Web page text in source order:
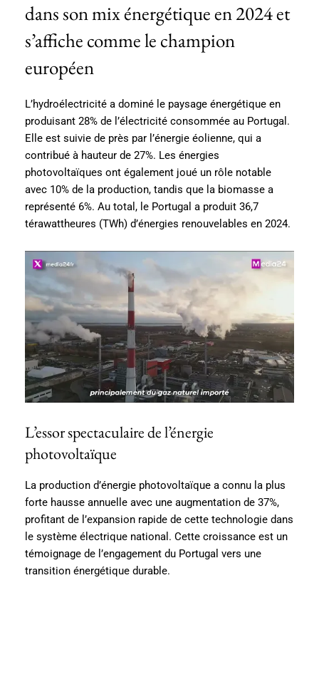
dans son mix énergétique en 2024 et
s’affiche comme le champion
européen
L’hydroélectricité a dominé le paysage énergétique en
produisant 28% de l’électricité consommée au Portugal.
Elle est suivie de près par l’énergie éolienne, qui a
contribué à hauteur de 27%. Les énergies
photovoltaïques ont également joué un rôle notable
avec 10% de la production, tandis que la biomasse a
représenté 6%. Au total, le Portugal a produit 36,7
térawattheures (TWh) d’énergies renouvelables en 2024.
L’essor spectaculaire de l’énergie
photovoltaïque
La production d’énergie photovoltaïque a connu la plus
forte hausse annuelle avec une augmentation de 37%,
profitant de l’expansion rapide de cette technologie dans
le système électrique national. Cette croissance est un
témoignage de l’engagement du Portugal vers une
transition énergétique durable.